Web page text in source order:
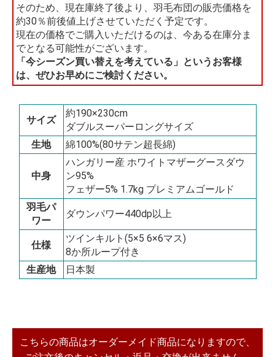
そのため、現在庫終了後より、羽毛布団の販売価格を
約30％前後値上げさせていただく予定です。
現在の価格でご購入いただけるのは、今ある在庫分ま
でとなる可能性がございます。
「今シーズン買い替えを考えている」というお客様
は、ぜひお早めにご検討ください。
サイズ
約190×230cm
ダブルスーパーロングサイズ
生地
綿100%(80サテン超長綿)
中身
ハンガリー産 ホワイトマザーグースダウ
ン95%
フェザー5% 1.7kg プレミアムゴールド
羽毛パ
ワー
ダウンパワー440dp以上
仕様
ツインキルト(5×5 6×6マス)
8か所ループ付き
生産地
日本製
こちらの商品はオーダーメイド商品になりますので、